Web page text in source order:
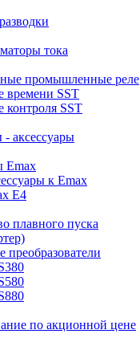
тока
промышленные реле
времени SST
контроля SST
аксессуары
Emax
к Emax
E4
плавного пуска
преобразователи
по акционной цене